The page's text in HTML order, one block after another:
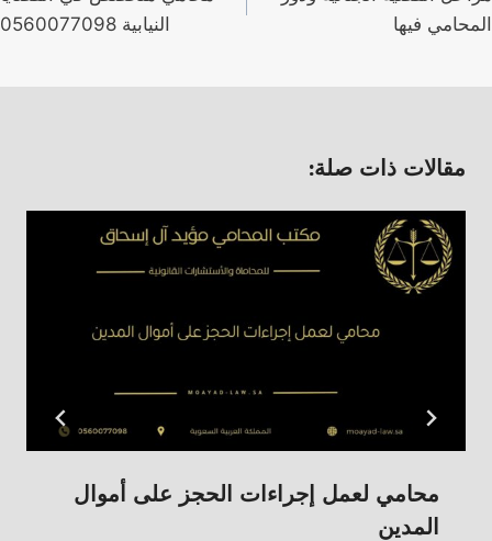
المحامي فيها
النيابية 0560077098
مقالات ذات صلة:
محامي لعمل إجراءات الحجز على أموال
المدين